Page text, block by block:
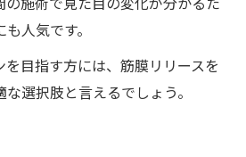
人気です。
目指す方には、筋膜リリースを
選択肢と言えるでしょう。